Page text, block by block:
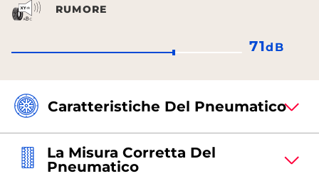
RUMORE
71dB
Caratteristiche Del Pneumatico
La Misura Corretta Del
Pneumatico